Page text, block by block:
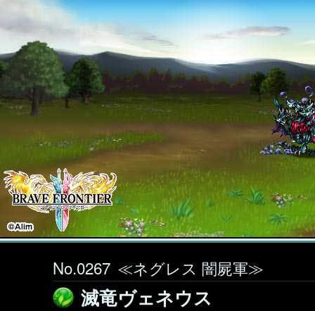
No.0267 ≪ネグレス 闇屍軍≫
滅竜ヴェネウス